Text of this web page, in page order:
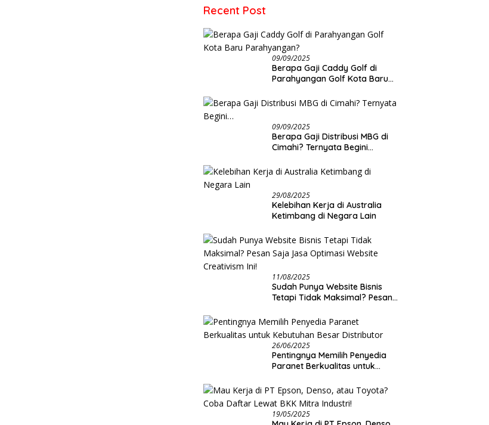
Recent Post
09/09/2025
Berapa Gaji Caddy Golf di
Parahyangan Golf Kota Baru
09/09/2025
Berapa Gaji Distribusi MBG di
Cimahi? Ternyata Begini…
29/08/2025
Kelebihan Kerja di Australia
Ketimbang di Negara Lain
11/08/2025
Sudah Punya Website Bisnis
Tetapi Tidak Maksimal? Pesan
Creativism Ini!
26/06/2025
Pentingnya Memilih Penyedia
Paranet Berkualitas untuk
19/05/2025